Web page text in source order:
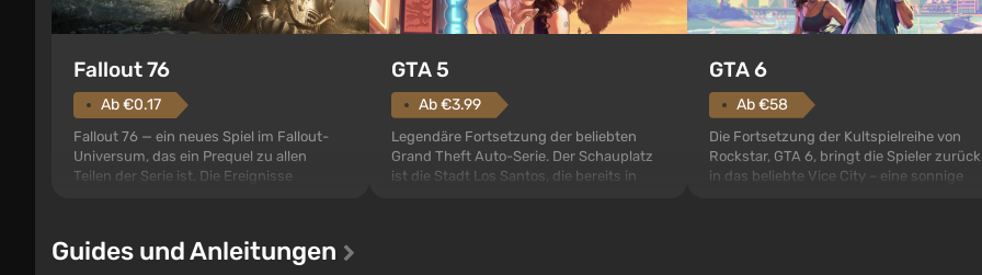
Fallout 76
Ab €0.17
Fallout 76 — ein neues Spiel im Fallout-
Universum, das ein Prequel zu allen
Teilen der Serie ist. Die Ereignisse
das nach dem Abwurf von Atombomben
GTA 5
Ab €3.99
Legendäre Fortsetzung der beliebten
Grand Theft Auto-Serie. Der Schauplatz
ist die Stadt Los Santos, die bereits in
GTA 6
Ab €58
Die Fortsetzung der Kultspielreihe von
Rockstar, GTA 6, bringt die Spieler zurück
in das beliebte Vice City – eine sonnige
Guides und Anleitungen